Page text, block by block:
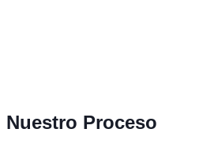
Nuestro Proceso